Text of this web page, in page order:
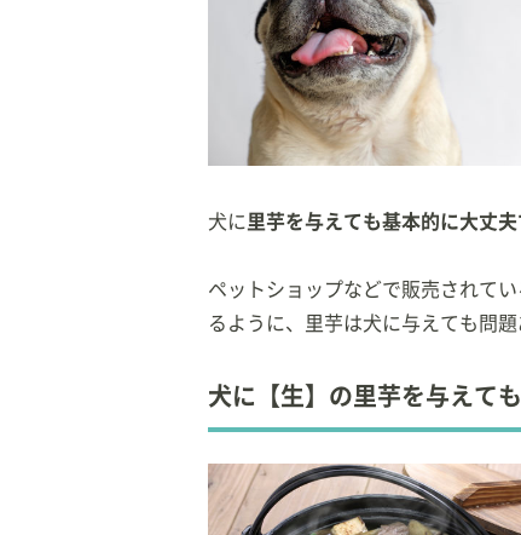
犬に 里芋を与えても基本的に大丈夫
ペットショップなどで販売されて
るように、里芋は犬に与えても問題
犬に【生】の里芋を与えて